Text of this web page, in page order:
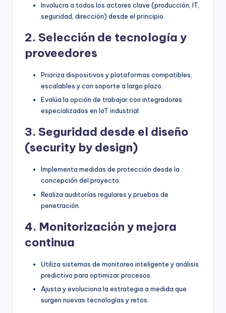
Involucra a todos los actores clave (producción, IT,
seguridad, dirección) desde el principio.
2. Selección de tecnología y
proveedores
Prioriza dispositivos y plataformas compatibles,
escalables y con soporte a largo plazo.
Evalúa la opción de trabajar con integradores
especializados en IoT industrial.
3. Seguridad desde el diseño
(security by design)
Implementa medidas de protección desde la
concepción del proyecto.
Realiza auditorías regulares y pruebas de
penetración.
4. Monitorización y mejora
continua
Utiliza sistemas de monitoreo inteligente y análisis
predictivo para optimizar procesos.
Ajusta y evoluciona la estrategia a medida que
surgen nuevas tecnologías y retos.